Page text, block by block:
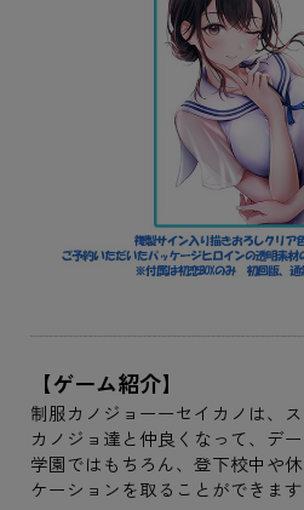
【ゲーム紹介】
制服カノジョーーセイカノは、
カノジョ達と仲良くなって、デ
学園ではもちろん、登下校中や
ケーションを取ることができます